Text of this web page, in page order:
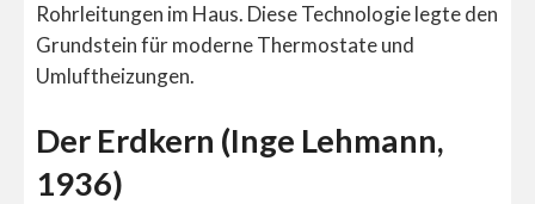
Rohrleitungen im Haus. Diese Technologie legte den
Grundstein für moderne Thermostate und
Umluftheizungen.
Der Erdkern (Inge Lehmann,
1936)